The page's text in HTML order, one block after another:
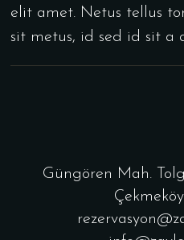
elit amet. Netus tellus
sit metus, id sed id sit a
Güngören Mah.